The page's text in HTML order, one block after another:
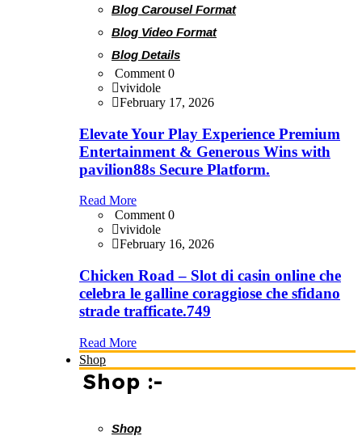
Blog Carousel Format
Blog Video Format
Blog Details
Comment 0
vividole
February 17, 2026
Elevate Your Play Experience Premium
Entertainment & Generous Wins with
pavilion88s Secure Platform.
Read More
Comment 0
vividole
February 16, 2026
Chicken Road – Slot di casin online che
celebra le galline coraggiose che sfidano
strade trafficate.749
Read More
Shop
Shop :-
Shop